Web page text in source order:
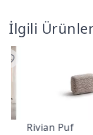
İlgili
Rivian Puf